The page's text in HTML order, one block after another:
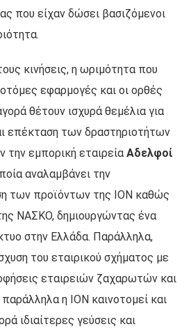
που είχαν δώσει βασιζόμενοι
κινήσεις, η ωριμότητα που
εφαρμογές και οι ορθές
θέτουν ισχυρά θεμέλια για
επέκταση των δραστηριοτήτων
την εμπορική εταιρεία Αδελφοί
αναλαμβάνει την
των προϊόντων της ΙΟΝ καθώς
ΝΑΣΚΟ, δημιουργώντας ένα
στην Ελλάδα. Παράλληλα,
του εταιρικού σχήματος με
εταιρειών ζαχαρωτών και
η ΙΟΝ καινοτομεί και
ιδιαίτερες γεύσεις και